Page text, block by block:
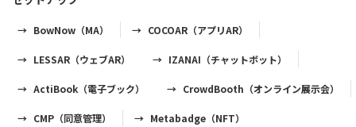
BowNow（MA） COCOAR（アプリAR）
LESSAR（ウェブAR） IZANAI（チャットボット）
ActiBook（電子ブック） CrowdBooth（オンライン展示会）
CMP（同意管理） Metabadge（NFT）